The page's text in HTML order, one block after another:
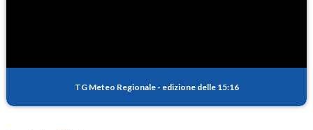
TG Meteo Regionale - edizione delle 15:16